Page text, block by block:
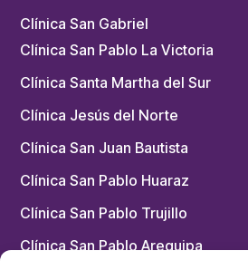
Clínica San Gabriel
Clínica San Pablo La Victoria
Clínica Santa Martha del Sur
Clínica Jesús del Norte
Clínica San Juan Bautista
Clínica San Pablo Huaraz
Clínica San Pablo Trujillo
Clínica San Pablo Arequipa